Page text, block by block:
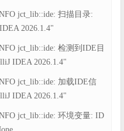
jct_lib::ide: 扫描目录:
2026.1.4"
jct_lib::ide: 检测到IDE目
IDEA 2026.1.4"
jct_lib::ide: 加载IDE信
IDEA 2026.1.4"
jct_lib::ide: 环境变量: ID